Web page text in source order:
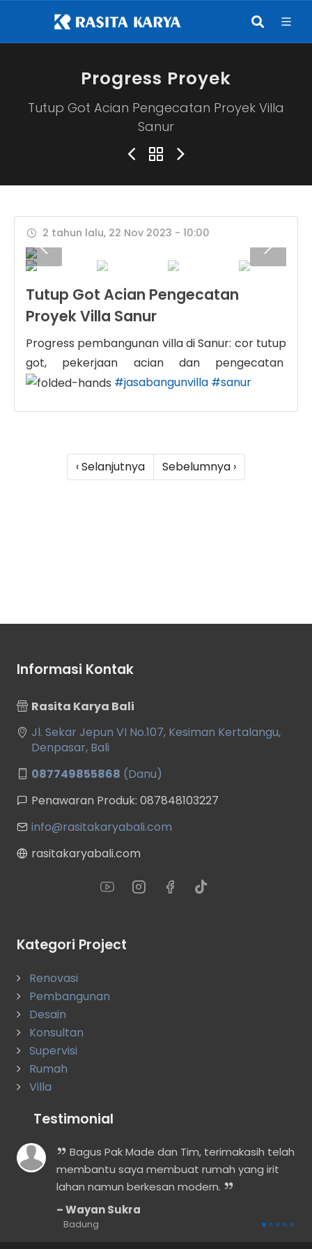
Progress Proyek
Tutup Got Acian Pengecatan Proyek Villa
Sanur
2 tahun lalu, 22 Nov 2023 - 10:00
Tutup Got Acian Pengecatan
Proyek Villa Sanur
Progress pembangunan villa di Sanur: cor tutup
got, pekerjaan acian dan pengecatan
#jasabangunvilla #sanur
‹ Selanjutnya Sebelumnya ›
Informasi Kontak
Rasita Karya Bali
Jl. Sekar Jepun VI No.107, Kesiman Kertalangu,
Denpasar, Bali
087749855868 (Danu)
Penawaran Produk: 087848103227
info@rasitakaryabali.com
rasitakaryabali.com
Kategori Project
Renovasi
Pembangunan
Desain
Konsultan
Supervisi
Rumah
Villa
Testimonial
Bagus Pak Made dan Tim, terimakasih telah
membantu saya membuat rumah yang irit
lahan namun berkesan modern.
Wayan Sukra
Badung